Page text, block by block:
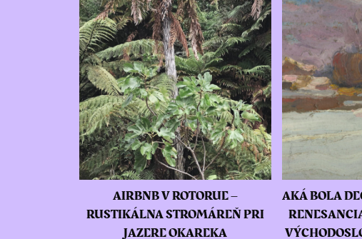
AIRBNB V ROTORUE –
RUSTIKÁLNA STROMÁREŇ PRI
JAZERE OKAREKA
AKÁ BOLA